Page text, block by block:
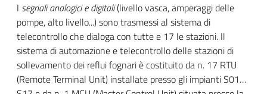
I segnali analogici e digitali(livello vasca, amperaggi delle
pompe, alto livello...) sono trasmessi al sistema di
telecontrollo che dialoga con tutte e 17 le stazioni. Il
sistema di automazione e telecontrollo delle stazioni di
sollevamento dei reflui fognari è costituito da n. 17 RTU
(Remote Terminal Unit) installate presso gli impianti S01…